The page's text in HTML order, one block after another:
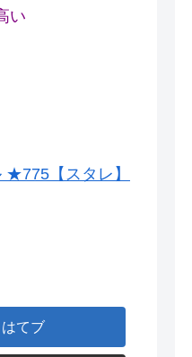
い
★775【スタレ】
はてブ